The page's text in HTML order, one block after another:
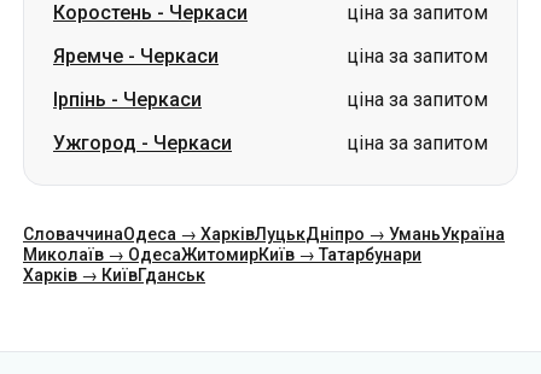
Коростень - Черкаси
ціна за запитом
Яремче - Черкаси
ціна за запитом
Ірпінь - Черкаси
ціна за запитом
Ужгород - Черкаси ціна за запитом
СловаччинаОдеса → ХарківЛуцькДніпро → УманьУкраїна
Миколаїв → ОдесаЖитомирКиїв → Татарбунари
Харків → КиївГданськ